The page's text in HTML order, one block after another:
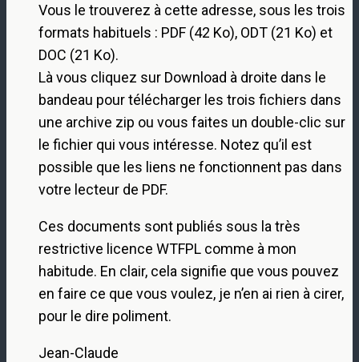
Vous le trouverez à cette adresse, sous les trois
formats habituels : PDF (42 Ko), ODT (21 Ko) et
DOC (21 Ko).
Là vous cliquez sur Download à droite dans le
bandeau pour télécharger les trois fichiers dans
une archive zip ou vous faites un double-clic sur
le fichier qui vous intéresse. Notez qu’il est
possible que les liens ne fonctionnent pas dans
votre lecteur de PDF.
Ces documents sont publiés sous la très
restrictive licence WTFPL comme à mon
habitude. En clair, cela signifie que vous pouvez
en faire ce que vous voulez, je n’en ai rien à cirer,
pour le dire poliment.
Jean-Claude